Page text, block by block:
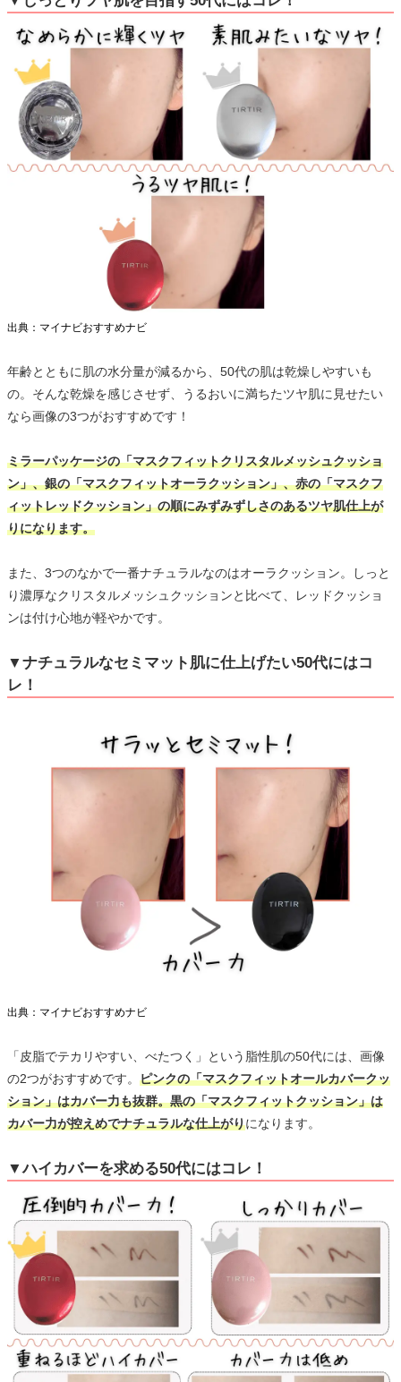
出典：マイナビおすすめナビ
年齢とともに肌の水分量が減るから、50代の肌は乾燥しやすいも
の。そんな乾燥を感じさせず、うるおいに満ちたツヤ肌に見せたい
なら画像の3つがおすすめです！
ミラーパッケージの「マスクフィットクリスタルメッシュクッショ
ン」、銀の「マスクフィットオーラクッション」、赤の「マスクフ
ィットレッドクッション」の順にみずみずしさのあるツヤ肌仕上が
りになります。
また、3つのなかで一番ナチュラルなのはオーラクッション。しっと
り濃厚なクリスタルメッシュクッションと比べて、レッドクッショ
ンは付け心地が軽やかです。
▼ナチュラルなセミマット肌に仕上げたい50代にはコ
レ！
出典：マイナビおすすめナビ
「皮脂でテカリやすい、べたつく」という脂性肌の50代には、画像
の2つがおすすめです。 ピンクの「マスクフィットオールカバークッ
ション」はカバー力も抜群。黒の「マスクフィットクッション」は
カバー力が控えめでナチュラルな仕上がりになります。
▼ハイカバーを求める50代にはコレ！